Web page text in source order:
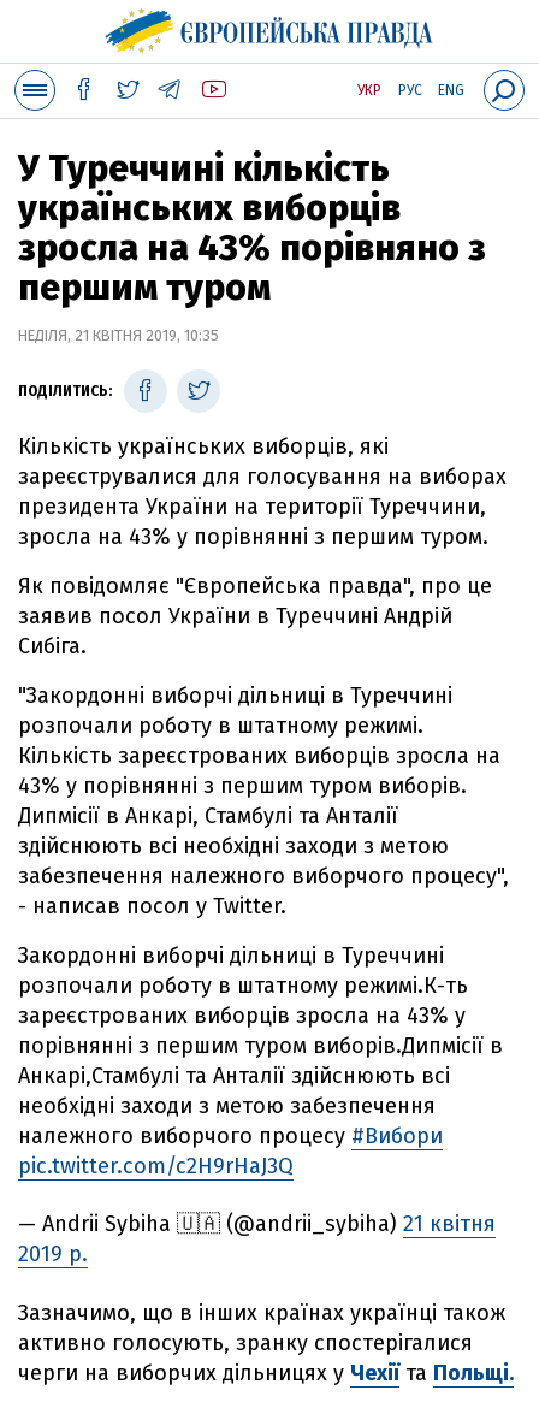
УКР РУС ENG
У Туреччині кількість
українських виборців
зросла на 43% порівняно з
першим туром
НЕДІЛЯ, 21 КВІТНЯ 2019, 10:35
ПОДІЛИТИСЬ:
Кількість українських виборців, які
зареєструвалися для голосування на виборах
президента України на території Туреччини,
зросла на 43% у порівнянні з першим туром.
Як повідомляє "Європейська правда", про це
заявив посол України в Туреччині Андрій
Сибіга.
"Закордонні виборчі дільниці в Туреччині
розпочали роботу в штатному режимі.
Кількість зареєстрованих виборців зросла на
43% у порівнянні з першим туром виборів.
Дипмісії в Анкарі, Стамбулі та Анталії
здійснюють всі необхідні заходи з метою
забезпечення належного виборчого процесу",
- написав посол у Twitter.
Закордонні виборчі дільниці в Туреччині
розпочали роботу в штатному режимі.К-ть
зареєстрованих виборців зросла на 43% у
порівнянні з першим туром виборів.Дипмісії в
Анкарі,Стамбулі та Анталії здійснюють всі
необхідні заходи з метою забезпечення
належного виборчого процесу #Вибори
pic.twitter.com/c2H9rHaJ3Q
— Andrii Sybiha 🇺🇦 (@andrii_sybiha) 21 квітня
2019 р.
Зазначимо, що в інших країнах українці також
активно голосують, зранку спостерігалися
черги на виборчих дільницях у Чехіїта Польщі.